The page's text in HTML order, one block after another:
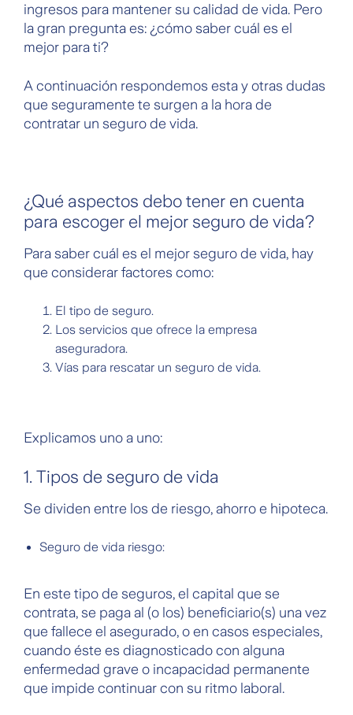
ingresos para mantener su calidad de vida. Pero
la gran pregunta es: ¿cómo saber cuál es el
mejor para ti?
A continuación respondemos esta y otras dudas
que seguramente te surgen a la hora de
contratar un seguro de vida.
¿Qué aspectos debo tener en cuenta
para escoger el mejor seguro de vida?
Para saber cuál es el mejor seguro de vida, hay
que considerar factores como:
El tipo de seguro.
Los servicios que ofrece la empresa
aseguradora.
Vías para rescatar un seguro de vida.
Explicamos uno a uno:
1. Tipos de seguro de vida
Se dividen entre los de riesgo, ahorro e hipoteca.
Seguro de vida riesgo:
En este tipo de seguros, el capital que se
contrata, se paga al (o los) beneficiario(s) una vez
que fallece el asegurado, o en casos especiales,
cuando éste es diagnosticado con alguna
enfermedad grave o incapacidad permanente
que impide continuar con su ritmo laboral.